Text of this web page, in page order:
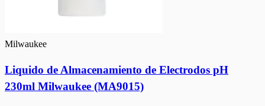
Milwaukee
Liquido de Almacenamiento de Electrodos pH
230ml Milwaukee (MA9015)